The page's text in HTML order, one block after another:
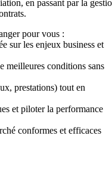
en passant par la
pour vous :
sur les enjeux business et
meilleures conditions sans
prestations) tout en
et piloter la performance
conformes et efficaces